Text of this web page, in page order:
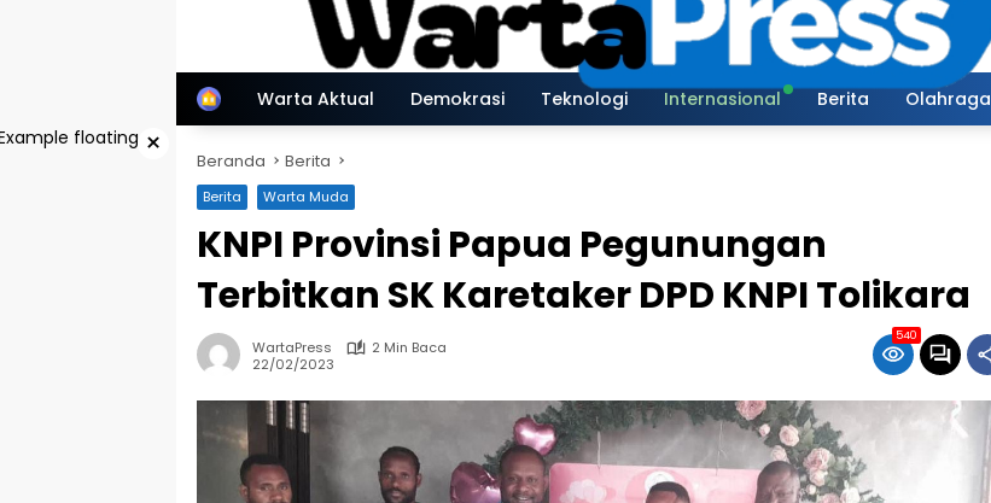
HomeWarta Aktual Demokrasi Teknologi Internasional Berita Olahraga
× Beranda Berita
Berita Warta Muda
KNPI Provinsi Papua Pegunungan
Terbitkan SK Karetaker DPD KNPI Tolikara
WartaPress
2 Min Baca
22/02/2023
540